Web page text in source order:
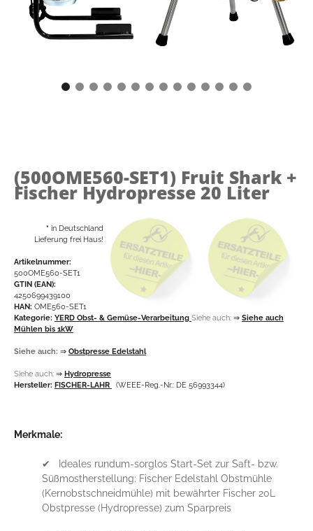
(500OME560-SET1) Fruit Shark +
Fischer Hydropresse 20 Liter
* in Deutschland
Lieferung frei Haus!
Artikelnummer:
500OME560-SET1
GTIN (EAN):
4250699439100
HAN: OME560-SET1
Kategorie: YERD Obst- & Gemüse-Verarbeitung Siehe auch: ⇒ Siehe auch
Mühlen bis 1kW
Siehe auch: ⇒ Obstpresse Edelstahl
Siehe auch: ⇒ Hydropresse
Hersteller: FISCHER-LAHR (WEEE-Reg.-Nr.: DE 56993344)
Merkmale:
✔ Ideales rundum-sorglos Start-Set zur Saft- bzw.
Süßmostherstellung: Fischer Edelstahl Obstmühle
(Kernobstschneidmühle) mit bewährter Fischer 20L
Obstpresse (Hydropresse) zum Sparpreis